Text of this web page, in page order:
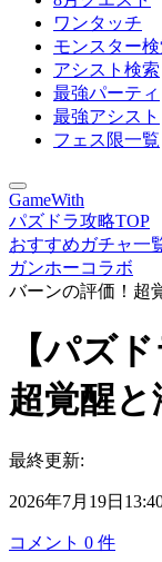
ワンタッチ
モンスター
アシスト検索
最強パーティ
最強アシスト
フェス限一覧
GameWith
パズドラ攻略TOP
おすすめガチャ一
ガンホーコラボ
バーンの評価！超
【パズ
超覚醒
最終更新:
2026年7月19日
コメント 0 件